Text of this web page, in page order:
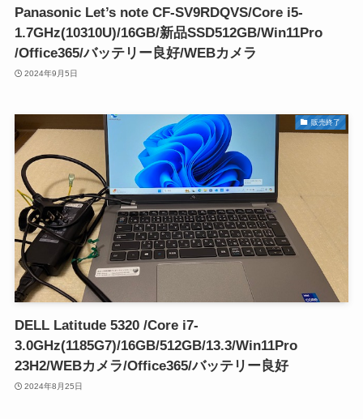
Panasonic Let’s note CF-SV9RDQVS/Core i5-
1.7GHz(10310U)/16GB/新品SSD512GB/Win11Pro
/Office365/バッテリー良好/WEBカメラ
2024年9月5日
販売終了
DELL Latitude 5320 /Core i7-
3.0GHz(1185G7)/16GB/512GB/13.3/Win11Pro
23H2/WEBカメラ/Office365/バッテリー良好
2024年8月25日